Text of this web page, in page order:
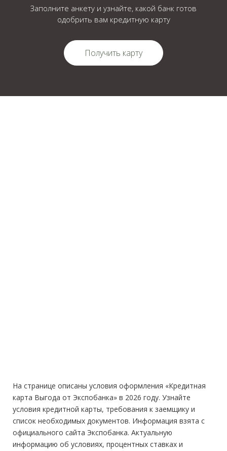
Заполните анкету и узнайте, какой банк готов
одобрить вам кредитную карту
Получить карту
На странице описаны условия оформления «Кредитная
карта Выгода от Экспобанка» в 2026 году. Узнайте
условия кредитной карты, требования к заемщику и
список необходимых документов. Информация взята с
официального сайта Экспобанка. Актуальную
информацию об условиях, процентных ставках и